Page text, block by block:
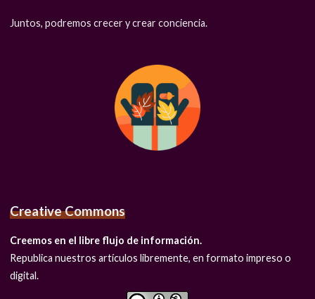
Juntos, podremos crecer y crear conciencia.
Creative Commons
Creemos en el libre flujo de información.
Republica nuestros artículos libremente, en formato impreso o
digital.